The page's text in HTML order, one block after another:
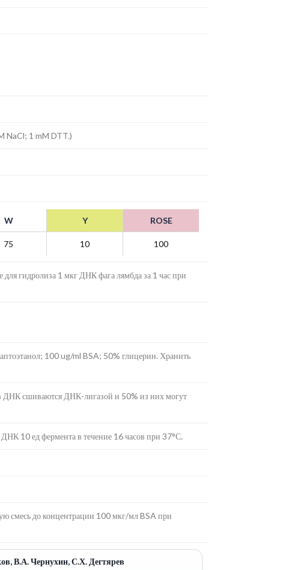
NaCl; 1 mM DTT.)
W Y ROSE
75 10 100
гидролиза 1 мкг ДНК фага лямбда за 1 час при
100 ug/ml BSA; 50% глицерин. Хранить
ДНК сшиваются ДНК-лигазой и 50% из них могут
10 ед фермента в течение 16 часов при 37°С.
смесь до концентрации 100 мкг/мл BSA при
В.А. Чернухин, С.Х. Дегтярев